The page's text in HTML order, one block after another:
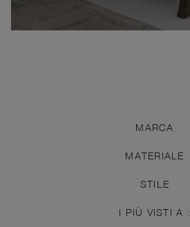
MARCA
MATERIALE
STILE
I PIÙ VISTI A :